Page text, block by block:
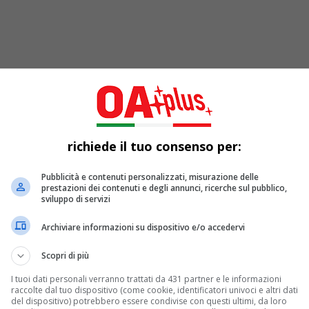
la kermesse. Ad aprire l’evento sarà il
spettatori, 400 contributi video, 1.500 personaggi e
richiede il tuo consenso per:
Pubblicità e contenuti personalizzati, misurazione delle
prestazioni dei contenuti e degli annunci, ricerche sul pubblico,
sviluppo di servizi
Archiviare informazioni su dispositivo e/o accedervi
Scopri di più
I tuoi dati personali verranno trattati da 431 partner e le informazioni
raccolte dal tuo dispositivo (come cookie, identificatori univoci e altri dati
del dispositivo) potrebbero essere condivise con questi ultimi, da loro